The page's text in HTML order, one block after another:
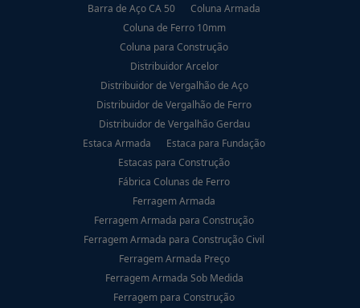
Barra de Aço CA 50
Coluna Armada
Coluna de Ferro 10mm
Coluna para Construção
Distribuidor Arcelor
Distribuidor de Vergalhão de Aço
Distribuidor de Vergalhão de Ferro
Distribuidor de Vergalhão Gerdau
Estaca Armada
Estaca para Fundação
Estacas para Construção
Fábrica Colunas de Ferro
Ferragem Armada
Ferragem Armada para Construção
Ferragem Armada para Construção Civil
Ferragem Armada Preço
Ferragem Armada Sob Medida
Ferragem para Construção